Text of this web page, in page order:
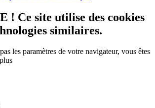
! Ce site utilise des cookies
similaires.
les paramètres de votre navigateur, vous êtes